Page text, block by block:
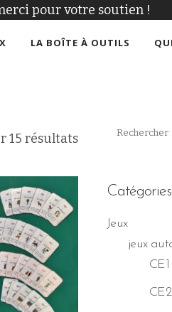
pour votre soutien !
LA BOÎTE À OUTILS
15 résultats
Jeux
jeux
CE1
CE2